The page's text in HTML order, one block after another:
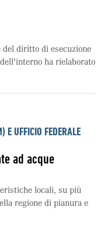
del diritto di esecuzione
ha rielaborato
E UFFICIO FEDERALE
ad acque
locali, su più
regione di pianura e